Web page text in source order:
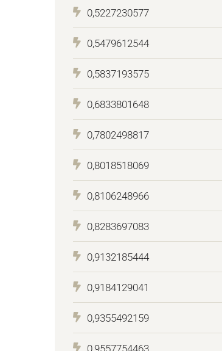
0,5227230577
0,5479612544
0,5837193575
0,6833801648
0,7802498817
0,8018518069
0,8106248966
0,8283697083
0,9132185444
0,9184129041
0,9355492159
0,9557754463